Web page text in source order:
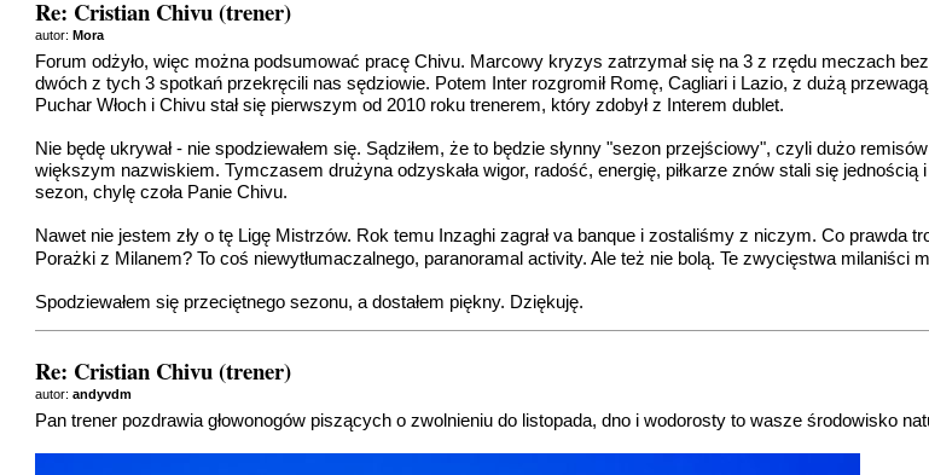
Re: Cristian Chivu (trener)
autor:Mora
Forum odżyło, więc można podsumować pracę Chivu. Marcowy kryzys zatrzymał się na 3 z rzędu meczach
dwóch z tych 3 spotkań przekręcili nas sędziowie. Potem Inter rozgromił Romę, Cagliari i Lazio, z dużą
Puchar Włoch i Chivu stał się pierwszym od 2010 roku trenerem, który zdobył z Interem dublet.
Nie będę ukrywał - nie spodziewałem się. Sądziłem, że to będzie słynny "sezon przejściowy", czyli dużo
większym nazwiskiem. Tymczasem drużyna odzyskała wigor, radość, energię, piłkarze znów stali się
sezon, chylę czoła Panie Chivu.
Nawet nie jestem zły o tę Ligę Mistrzów. Rok temu Inzaghi zagrał va banque i zostaliśmy z niczym. Co
Porażki z Milanem? To coś niewytłumaczalnego, paranoramal activity. Ale też nie bolą. Te zwycięstwa milaniści
Spodziewałem się przeciętnego sezonu, a dostałem piękny. Dziękuję.
Re: Cristian Chivu (trener)
autor:andyvdm
Pan trener pozdrawia głowonogów piszących o zwolnieniu do listopada, dno i wodorosty to wasze środowisko